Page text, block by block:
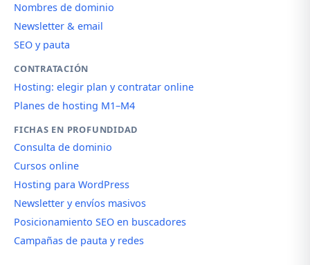
Nombres de dominio
Newsletter & email
SEO y pauta
CONTRATACIÓN
Hosting: elegir plan y contratar online
Planes de hosting M1–M4
FICHAS EN PROFUNDIDAD
Consulta de dominio
Cursos online
Hosting para WordPress
Newsletter y envíos masivos
Posicionamiento SEO en buscadores
Campañas de pauta y redes